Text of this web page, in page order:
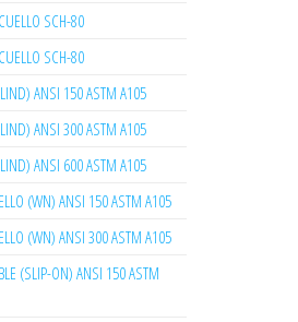
SCH-80
SCH-80
ANSI 150 ASTM A105
ANSI 300 ASTM A105
ANSI 600 ASTM A105
(WN) ANSI 150 ASTM A105
(WN) ANSI 300 ASTM A105
(SLIP-ON) ANSI 150 ASTM